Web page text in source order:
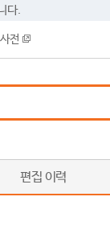
다.
전
편집 이력